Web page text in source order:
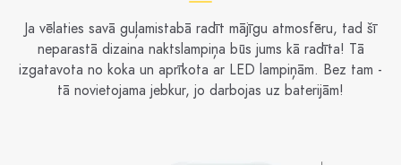
Ja vēlaties savā guļamistabā radīt mājīgu atmosfēru, tad šī
neparastā dizaina naktslampiņa būs jums kā radīta! Tā
izgatavota no koka un aprīkota ar LED lampiņām. Bez tam -
tā novietojama jebkur, jo darbojas uz baterijām!